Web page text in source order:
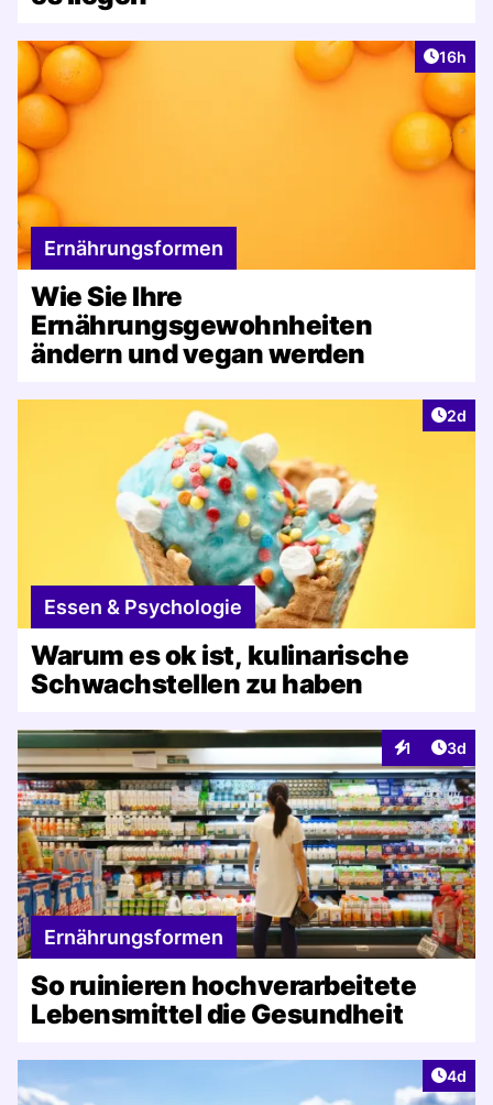
Artikel
16h
Ernährungsformen
Wie Sie Ihre
Ernährungsgewohnheiten
ändern und vegan werden
2d
Essen & Psychologie
Warum es ok ist, kulinarische
Schwachstellen zu haben
1
Interaktionen
3d
Ernährungsformen
So ruinieren hochverarbeitete
Lebensmittel die Gesundheit
4d